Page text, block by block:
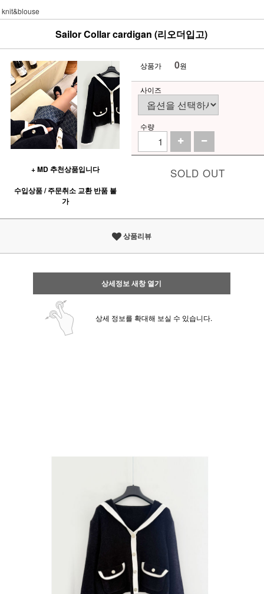
knit&blouse
Sailor Collar cardigan (리오더입고)
+ MD 추천상품입니다
수입상품 / 주문취소 교환 반품 불
가
상품가 0원
사이즈
수량
SOLD OUT
상품리뷰
상세정보 새창 열기
상세 정보를 확대해 보실 수 있습니다.